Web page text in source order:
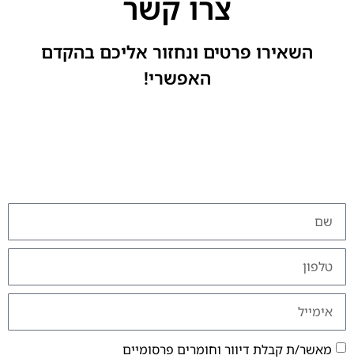
השאירו פרטים ונחזור אליכם בהקדם
האפשרי!
מאשר/ת קבלת דיוור וחומרים פרסומיים